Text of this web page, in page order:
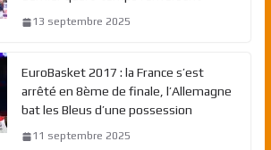
13 septembre 2025
EuroBasket 2017 : la France s’est
arrêté en 8ème de finale, l’Allemagne
bat les Bleus d’une possession
11 septembre 2025